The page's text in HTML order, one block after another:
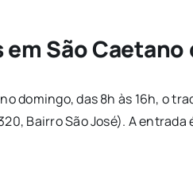
em São Caetano
domingo, das 8h às 16h, o
Bairro São José). A